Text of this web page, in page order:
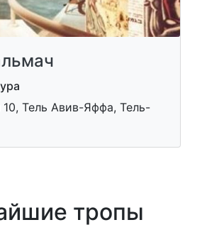
Тель Авив-Яффа, Тель-
тропы